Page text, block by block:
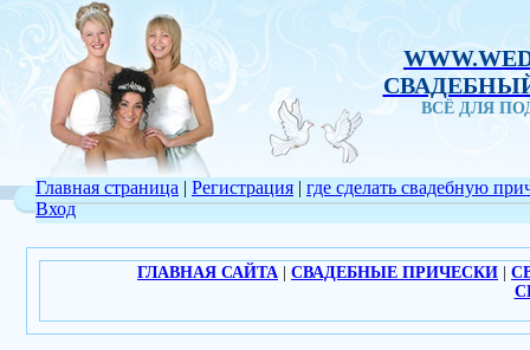
ВСЁ ДЛЯ
Главная страница | Регистрация |
Вход
где сделать свадебную
ГЛАВНАЯ САЙТА СВАДЕБНЫЕ ПРИЧЕСКИ